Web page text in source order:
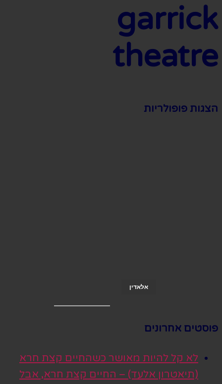
garrick
theatre
הצגות פופולריות
אלאדין
פוסטים אחרונים
לא קל להיות מאושר כשהחיים קצת חרא
(תיאטרון אלעד) – החיים קצת חרא, אבל